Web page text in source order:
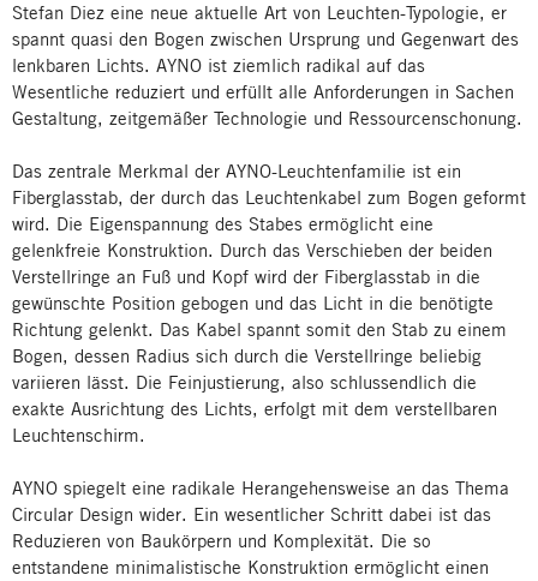
Stefan Diez eine neue aktuelle Art von Leuchten-Typologie, er
spannt quasi den Bogen zwischen Ursprung und Gegenwart des
lenkbaren Lichts. AYNO ist ziemlich radikal auf das
Wesentliche reduziert und erfüllt alle Anforderungen in Sachen
Gestaltung, zeitgemäßer Technologie und Ressourcenschonung.
Das zentrale Merkmal der AYNO-Leuchtenfamilie ist ein
Fiberglasstab, der durch das Leuchtenkabel zum Bogen geformt
wird. Die Eigenspannung des Stabes ermöglicht eine
gelenkfreie Konstruktion. Durch das Verschieben der beiden
Verstellringe an Fuß und Kopf wird der Fiberglasstab in die
gewünschte Position gebogen und das Licht in die benötigte
Richtung gelenkt. Das Kabel spannt somit den Stab zu einem
Bogen, dessen Radius sich durch die Verstellringe beliebig
variieren lässt. Die Feinjustierung, also schlussendlich die
exakte Ausrichtung des Lichts, erfolgt mit dem verstellbaren
Leuchtenschirm.
AYNO spiegelt eine radikale Herangehensweise an das Thema
Circular Design wider. Ein wesentlicher Schritt dabei ist das
Reduzieren von Baukörpern und Komplexität. Die so
entstandene minimalistische Konstruktion ermöglicht einen